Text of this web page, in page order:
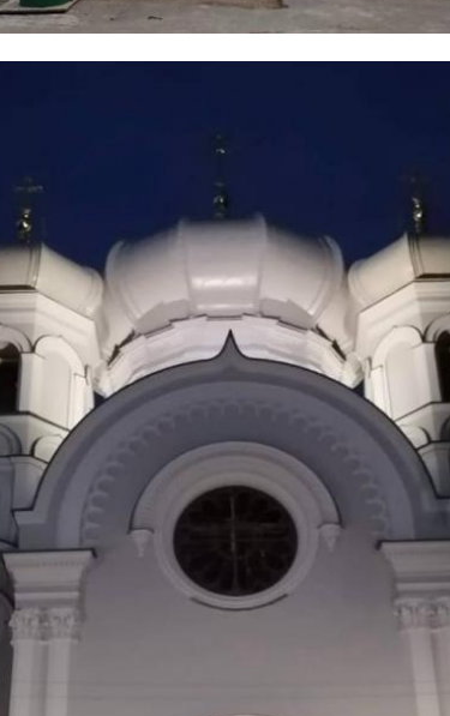
26 января 2024, 09:59